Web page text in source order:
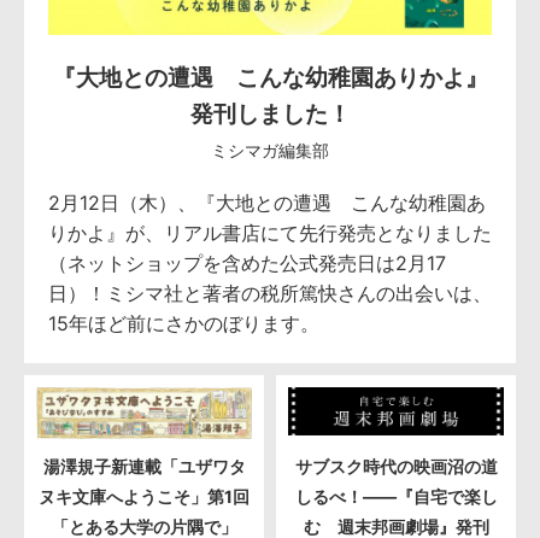
『大地との遭遇 こんな幼稚園ありかよ』
発刊しました！
ミシマガ編集部
2月12日（木）、『大地との遭遇 こんな幼稚園あ
りかよ』が、リアル書店にて先行発売となりました
（ネットショップを含めた公式発売日は2月17
日）！ミシマ社と著者の税所篤快さんの出会いは、
15年ほど前にさかのぼります。
湯澤規子新連載「ユザワタ
ヌキ文庫へようこそ」第1回
「とある大学の片隅で」
サブスク時代の映画沼の道
しるべ！――『自宅で楽し
む 週末邦画劇場』発刊